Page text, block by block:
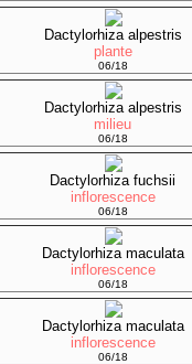
Dactylorhiza alpestris
plante
06/18
Dactylorhiza alpestris
milieu
06/18
Dactylorhiza fuchsii
inflorescence
06/18
Dactylorhiza maculata
inflorescence
06/18
Dactylorhiza maculata
inflorescence
06/18